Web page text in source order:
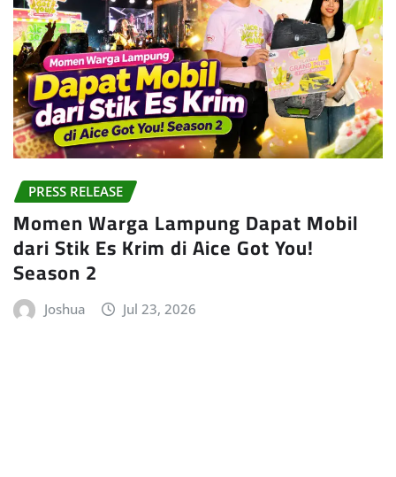
PRESS RELEASE
Momen Warga Lampung Dapat Mobil
dari Stik Es Krim di Aice Got You!
Season 2
Joshua Jul 23, 2026